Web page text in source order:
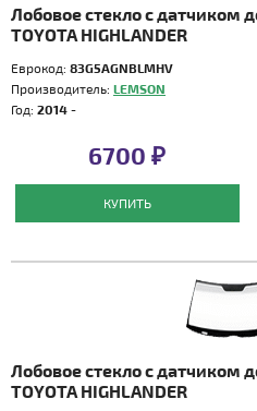
Лобовое стекло с датчиком
TOYOTA HIGHLANDER
Еврокод: 83G5AGNBLMHV
Производитель: LEMSON
Год: 2014 -
6700 ₽
КУПИТЬ
Лобовое стекло с датчиком
TOYOTA HIGHLANDER